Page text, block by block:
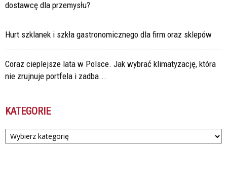
dostawcę dla przemysłu?
Hurt szklanek i szkła gastronomicznego dla firm oraz sklepów
Coraz cieplejsze lata w Polsce. Jak wybrać klimatyzację, która
nie zrujnuje portfela i zadba...
KATEGORIE
Kategorie